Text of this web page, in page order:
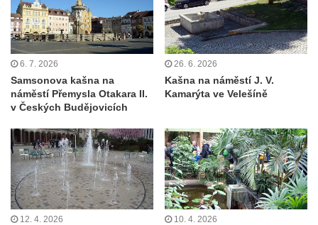
Kašna na Kostelním náměstí v Litoměřicích
Kašna na schodišti parkánů u jezuitské
koleje v Litoměřicích
Fontána na kruhovém objezdu ulic Bílinská
a Břežánská v Bílině
Kašna v Obchodní ulici ve Štětí
Kašna na náměstí mezi ulicemi
Vrchlického, Židovská a Česká v Lounech
Kašna se sousoším svatého Jana
6. 7. 2026
Samsonova kašna na
náměstí Přemysla Otakara II.
v Českých Budějovicích
26. 6. 2026
Kašna na náměstí J. V.
Kamarýta ve Velešíně
12. 4. 2026 10. 4. 2026